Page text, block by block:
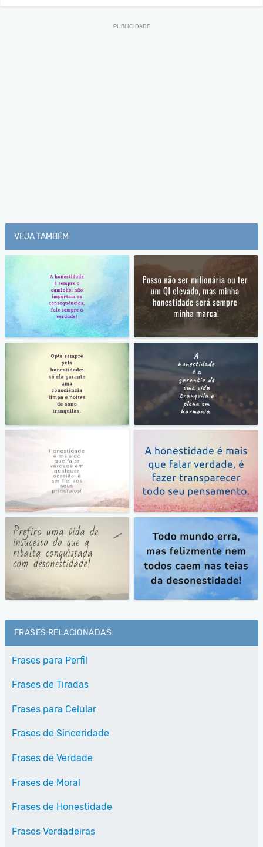
VEJA TAMBÉM
FRASES RELACIONADAS
Frases para Perfil
Frases de Tiradas
Frases para Celular
Frases de Sinceridade
Frases de Verdade
Frases de Moral
Frases de Honestidade
Frases Verdadeiras